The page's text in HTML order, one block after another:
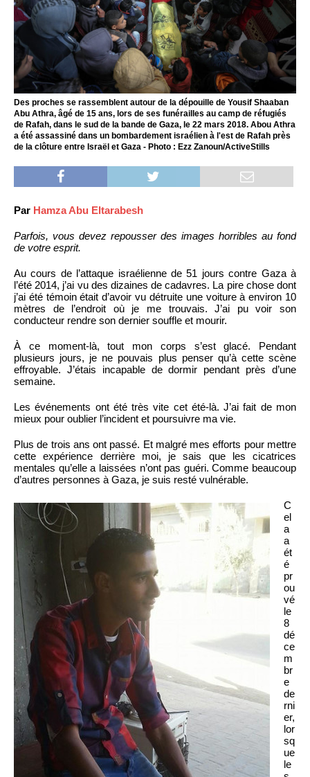
Des proches se rassemblent autour de la dépouille de Yousif Shaaban
Abu Athra, âgé de 15 ans, lors de ses funérailles au camp de réfugiés
de Rafah, dans le sud de la bande de Gaza, le 22 mars 2018. Abou Athra
a été assassiné dans un bombardement israélien à l'est de Rafah près
de la clôture entre Israël et Gaza - Photo : Ezz Zanoun/ActiveStills
Par Hamza Abu Eltarabesh
Parfois, vous devez repousser des images horribles au fond
de votre esprit.
Au cours de l’attaque israélienne de 51 jours contre Gaza à
l’été 2014, j’ai vu des dizaines de cadavres. La pire chose dont
j’ai été témoin était d’avoir vu détruite une voiture à environ 10
mètres de l’endroit où je me trouvais. J’ai pu voir son
conducteur rendre son dernier souffle et mourir.
À ce moment-là, tout mon corps s’est glacé. Pendant
plusieurs jours, je ne pouvais plus penser qu’à cette scène
effroyable. J’étais incapable de dormir pendant près d’une
semaine.
Les événements ont été très vite cet été-là. J’ai fait de mon
mieux pour oublier l’incident et poursuivre ma vie.
Plus de trois ans ont passé. Et malgré mes efforts pour mettre
cette expérience derrière moi, je sais que les cicatrices
mentales qu’elle a laissées n’ont pas guéri. Comme beaucoup
d’autres personnes à Gaza, je suis resté vulnérable.
C
el
a
a
ét
é
pr
ou
vé
le
8
dé
ce
m
br
e
de
rni
er,
lor
sq
ue
le